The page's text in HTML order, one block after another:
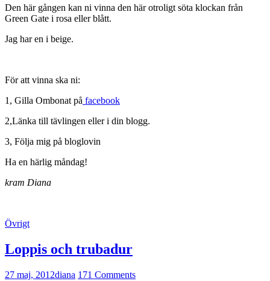
Den här gången kan ni vinna den här otroligt söta klockan från
Green Gate i rosa eller blått.
Jag har en i beige.
För att vinna ska ni:
1, Gilla Ombonat på facebook
2,Länka till tävlingen eller i din blogg.
3, Följa mig på bloglovin
Ha en härlig måndag!
kram Diana
Övrigt
Loppis och trubadur
27 maj, 2012diana 171 Comments